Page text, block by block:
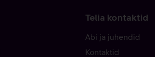
Telia kontaktid
Abi ja juhendid
Kontaktid